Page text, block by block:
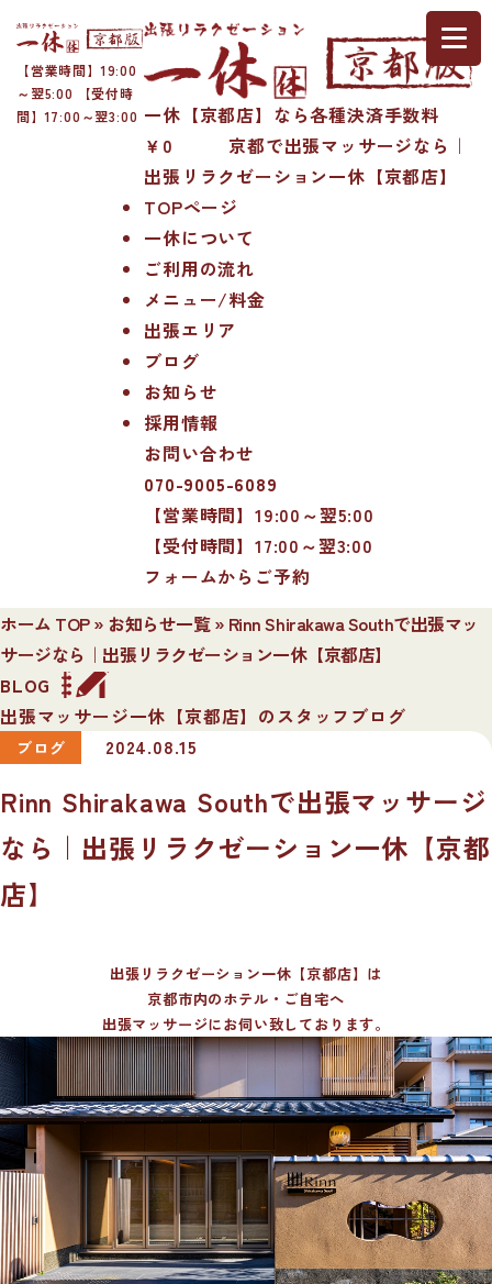
【営業時間】19:00
～翌5:00 【受付時
間】17:00～翌3:00 一休【京都店】なら各種決済手数料
￥0 京都で出張マッサージなら｜
出張リラクゼーション一休【京都店】
TOPページ
一休について
ご利用の流れ
メニュー/料金
出張エリア
ブログ
お知らせ
採用情報
お問い合わせ
070-9005-6089
【営業時間】19:00～翌5:00
【受付時間】17:00～翌3:00
フォームからご予約
ホーム TOP» お知らせ一覧» Rinn Shirakawa Southで出張マッ
サージなら｜出張リラクゼーション一休【京都店】
BLOG
出張マッサージ一休【京都店】のスタッフブログ
ブログ 2024.08.15
Rinn Shirakawa Southで出張マッサージ
なら｜出張リラクゼーション一休【京都
店】
出張リラクゼーション一休【京都店】は
京都市内のホテル・ご自宅へ
出張マッサージにお伺い致しております。